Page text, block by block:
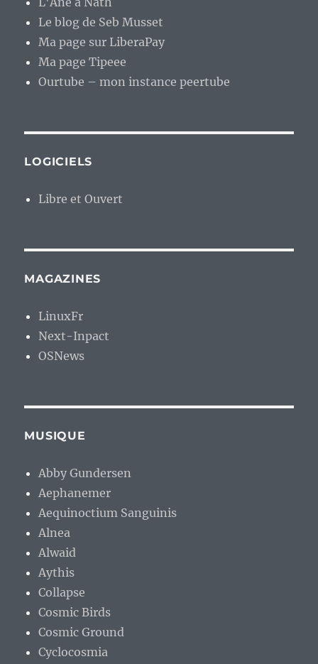
Le blog de Seb Musset
Ma page sur LiberaPay
Ma page Tipeee
Ourtube – mon instance peertube
LOGICIELS
Libre et Ouvert
MAGAZINES
LinuxFr
Next-Inpact
OSNews
MUSIQUE
Abby Gundersen
Aephanemer
Aequinoctium Sanguinis
Alnea
Alwaid
Aythis
Collapse
Cosmic Birds
Cosmic Ground
Cyclocosmia